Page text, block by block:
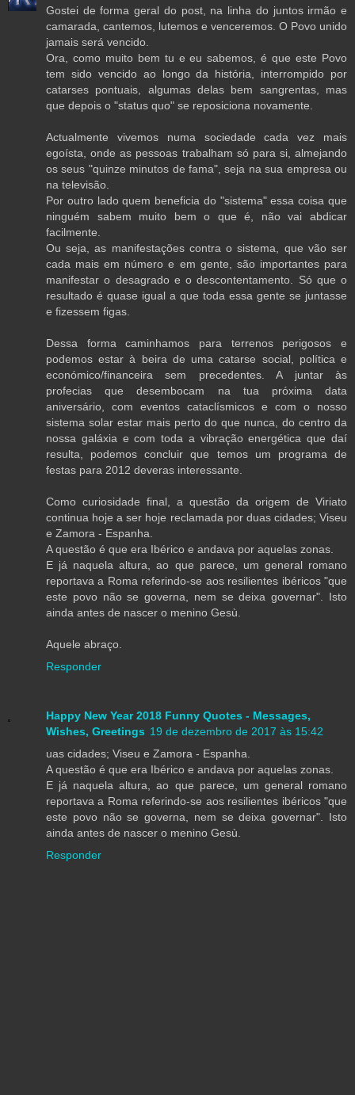
Gostei de forma geral do post, na linha do juntos irmão e
camarada, cantemos, lutemos e venceremos. O Povo unido
jamais será vencido.
Ora, como muito bem tu e eu sabemos, é que este Povo
tem sido vencido ao longo da história, interrompido por
catarses pontuais, algumas delas bem sangrentas, mas
que depois o "status quo" se reposiciona novamente.
Actualmente vivemos numa sociedade cada vez mais
egoísta, onde as pessoas trabalham só para si, almejando
os seus "quinze minutos de fama", seja na sua empresa ou
na televisão.
Por outro lado quem beneficia do "sistema" essa coisa que
ninguém sabem muito bem o que é, não vai abdicar
facilmente.
Ou seja, as manifestações contra o sistema, que vão ser
cada mais em número e em gente, são importantes para
manifestar o desagrado e o descontentamento. Só que o
resultado é quase igual a que toda essa gente se juntasse
e fizessem figas.
Dessa forma caminhamos para terrenos perigosos e
podemos estar à beira de uma catarse social, política e
económico/financeira sem precedentes. A juntar às
profecias que desembocam na tua próxima data
aniversário, com eventos cataclísmicos e com o nosso
sistema solar estar mais perto do que nunca, do centro da
nossa galáxia e com toda a vibração energética que daí
resulta, podemos concluir que temos um programa de
festas para 2012 deveras interessante.
Como curiosidade final, a questão da origem de Viriato
continua hoje a ser hoje reclamada por duas cidades; Viseu
e Zamora - Espanha.
A questão é que era Ibérico e andava por aquelas zonas.
E já naquela altura, ao que parece, um general romano
reportava a Roma referindo-se aos resilientes ibéricos "que
este povo não se governa, nem se deixa governar". Isto
ainda antes de nascer o menino Gesù.
Aquele abraço.
Responder
Happy New Year 2018 Funny Quotes - Messages,
Wishes, Greetings 19 de dezembro de 2017 às 15:42
uas cidades; Viseu e Zamora - Espanha.
A questão é que era Ibérico e andava por aquelas zonas.
E já naquela altura, ao que parece, um general romano
reportava a Roma referindo-se aos resilientes ibéricos "que
este povo não se governa, nem se deixa governar". Isto
ainda antes de nascer o menino Gesù.
Responder